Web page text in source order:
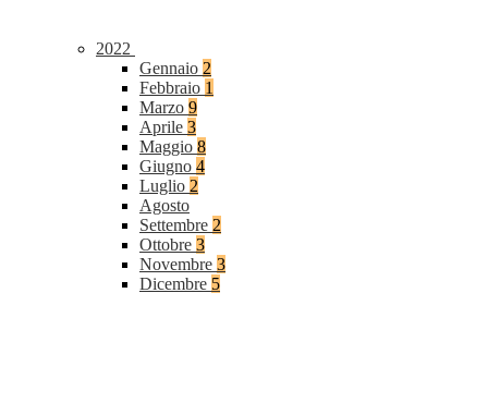
2022
Gennaio 2
Febbraio 1
Marzo 9
Aprile 3
Maggio 8
Giugno 4
Luglio 2
Agosto
Settembre 2
Ottobre 3
Novembre 3
Dicembre 5